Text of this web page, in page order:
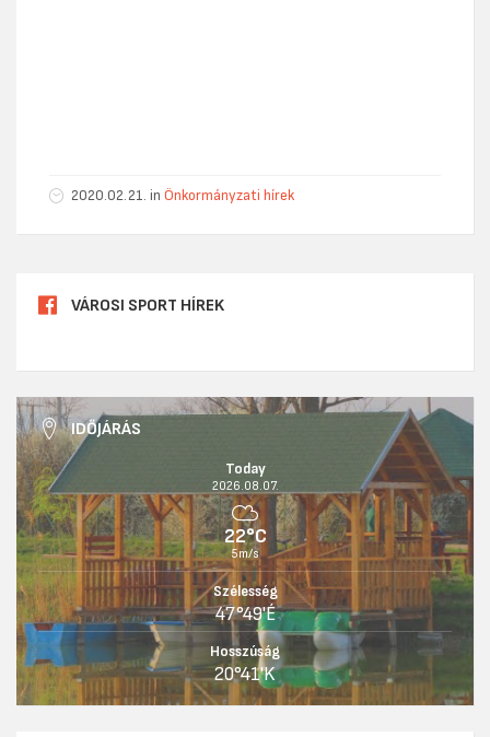
2020.02.21. in Önkormányzati hírek
VÁROSI SPORT HÍREK
IDŐJÁRÁS
Today
2026.08.07.
22°C
5m/s
Szélesség
47°49'É
Hosszúság
20°41'K